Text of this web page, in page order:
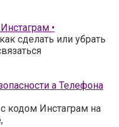
•
сделать или убрать
а Телефона
кодом Инстаграм на